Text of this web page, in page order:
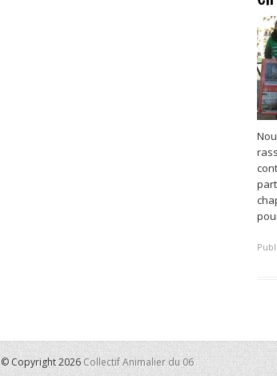
© Copyright 2026Collectif Animalier du 06